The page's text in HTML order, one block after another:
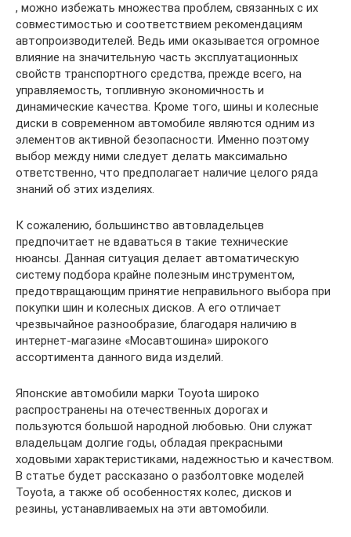
, можно избежать множества проблем, связанных с их
совместимостью и соответствием рекомендациям
автопроизводителей. Ведь ими оказывается огромное
влияние на значительную часть эксплуатационных
свойств транспортного средства, прежде всего, на
управляемость, топливную экономичность и
динамические качества. Кроме того, шины и колесные
диски в современном автомобиле являются одним из
элементов активной безопасности. Именно поэтому
выбор между ними следует делать максимально
ответственно, что предполагает наличие целого ряда
знаний об этих изделиях.
К сожалению, большинство автовладельцев
предпочитает не вдаваться в такие технические
нюансы. Данная ситуация делает автоматическую
систему подбора крайне полезным инструментом,
предотвращающим принятие неправильного выбора при
покупки шин и колесных дисков. А его отличает
чрезвычайное разнообразие, благодаря наличию в
интернет-магазине «Мосавтошина» широкого
ассортимента данного вида изделий.
Японские автомобили марки Toyota широко
распространены на отечественных дорогах и
пользуются большой народной любовью. Они служат
владельцам долгие годы, обладая прекрасными
ходовыми характеристиками, надежностью и качеством.
В статье будет рассказано о разболтовке моделей
Toyota, а также об особенностях колес, дисков и
резины, устанавливаемых на эти автомобили.